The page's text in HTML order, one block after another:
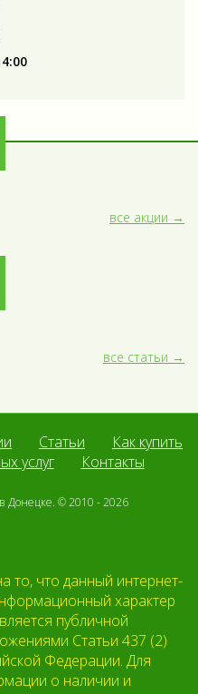
все акции
все статьи
Статьи
Как купить
услуг
Контакты
Донецке. © 2010 - 2026
что данный интернет-
характер
публичной
Статьи 437 (2)
Федерации. Для
о наличии и